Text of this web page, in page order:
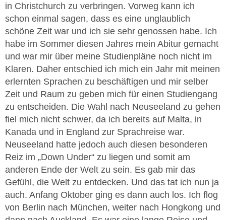
in Christchurch zu verbringen. Vorweg kann ich
schon einmal sagen, dass es eine unglaublich
schöne Zeit war und ich sie sehr genossen habe. Ich
habe im Sommer diesen Jahres mein Abitur gemacht
und war mir über meine Studienpläne noch nicht im
Klaren. Daher entschied ich mich ein Jahr mit meinen
erlernten Sprachen zu beschäftigen und mir selber
Zeit und Raum zu geben mich für einen Studiengang
zu entscheiden. Die Wahl nach Neuseeland zu gehen
fiel mich nicht schwer, da ich bereits auf Malta, in
Kanada und in England zur Sprachreise war.
Neuseeland hatte jedoch auch diesen besonderen
Reiz im „Down Under“ zu liegen und somit am
anderen Ende der Welt zu sein. Es gab mir das
Gefühl, die Welt zu entdecken. Und das tat ich nun ja
auch. Anfang Oktober ging es dann auch los. Ich flog
von Berlin nach München, weiter nach Hongkong und